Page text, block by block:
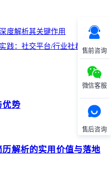
售前咨询
微信客服
售后咨询
度解析其关键作用
践：社交平台/行业社群的整合
优势
解析的实用价值与落地